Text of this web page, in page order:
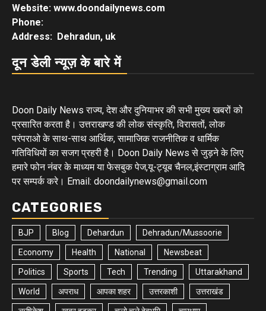
Website: www.doondailynews.com
Phone:
Address: Dehradun, uk
दून डेली न्यूज़ के बारे में
Doon Daily News राज्य, देश और दुनियाभर की सभी मुख्य खबरों को
प्रसारित करता है। उत्तराखण्ड की लोक संस्कृति, विरासतों, लोक
परंपराओ के साथ-साथ आर्थिक, सामाजिक राजनीतिक व धार्मिक
गतिविधियों का सजग प्रहरी है। Doon Daily News से जुड़ने के लिए
हमारे फोन नंबर के माध्यम या फेसबुक पेज,यू-ट्यूब चैनल,इंस्टाग्राम आदि
पर सम्पर्क करे। Email: doondailynews@gmail.com
CATEGORIES
BJP Blog Dehardun Dehradun/Mussoorie
Economy Health National Newsbeat
Politics Sports Tech Trending Uttarakhand
World अपराध आपका शहर उत्तरकाशी उत्तराखंड